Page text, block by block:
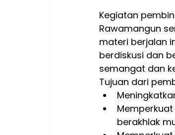
Kegiatan
Rawamangun
materi berjalan
berdiskusi dan
semangat dan
Tujuan dari
berakhlak